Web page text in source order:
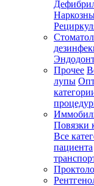
Прочее
лупы
Повязки
Все
пациента